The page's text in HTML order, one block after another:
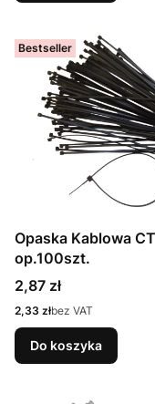
Bestseller
Opaska Kablowa
op.100szt.
Cena
2,87 zł
Cena
2,33 złbez VAT
Do koszyka